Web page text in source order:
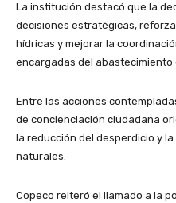
La institución destacó que la
decisiones estratégicas,
hídricas y mejorar la
encargadas del abastecimiento
Entre las acciones
de concienciación ciudadana
la reducción del desperdicio y
naturales.
Copeco reiteró el llamado a la